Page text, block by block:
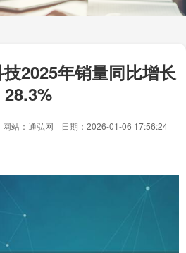
2025年销量同比增长
28.3%
网站：通弘网
日期：2026-01-06 17:56:24